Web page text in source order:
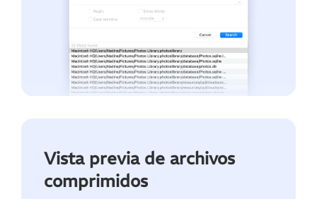
Vista previa de archivos
comprimidos